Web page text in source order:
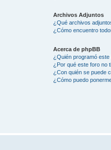
Archivos Adjuntos
¿Qué archivos
¿Cómo encuentro
Acerca de phpBB
¿Quién programó este
¿Por qué este foro no
¿Con quién se puede
¿Cómo puedo